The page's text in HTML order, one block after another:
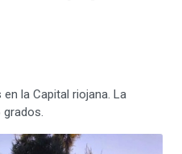
la Capital riojana. La
grados.